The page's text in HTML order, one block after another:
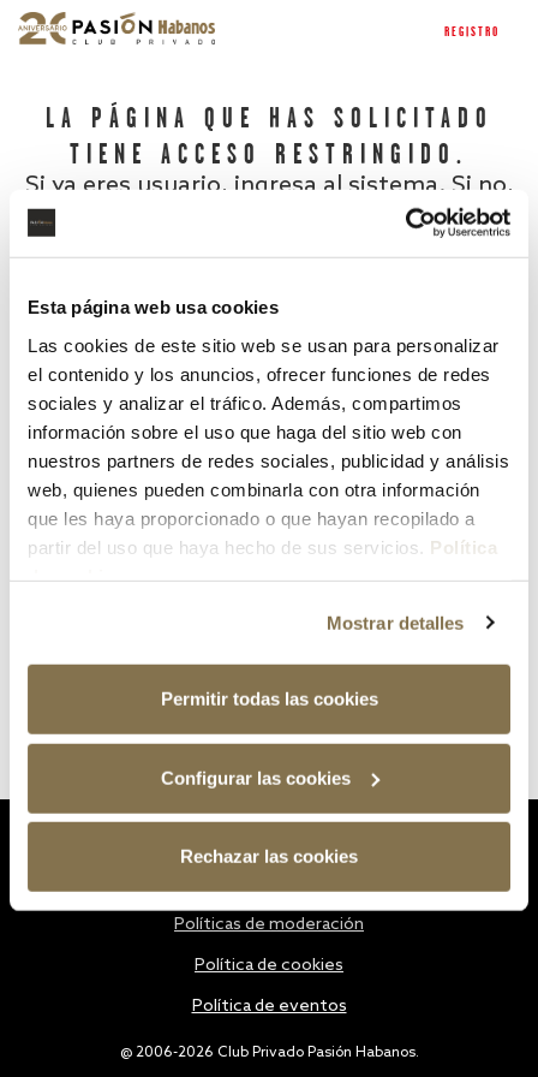
Esta página web usa cookies
Las cookies de este sitio web se usan para personalizar
el contenido y los anuncios, ofrecer funciones de redes
sociales y analizar el tráfico. Además, compartimos
información sobre el uso que haga del sitio web con
nuestros partners de redes sociales, publicidad y análisis
web, quienes pueden combinarla con otra información
que les haya proporcionado o que hayan recopilado a
partir del uso que haya hecho de sus servicios. Política
Mostrar detalles
Permitir todas las cookies
Configurar las cookies
Rechazar las cookies
REGISTRO
LA PÁGINA QUE HAS SOLICITADO
TIENE ACCESO RESTRINGIDO.
Si ya eres usuario, ingresa al sistema. Si no,
¿Has olvidado tu contraseña?
@ 2006-2026 Club Privado Pasión Habanos.
Políticas de moderación
Política de cookies
Política de eventos